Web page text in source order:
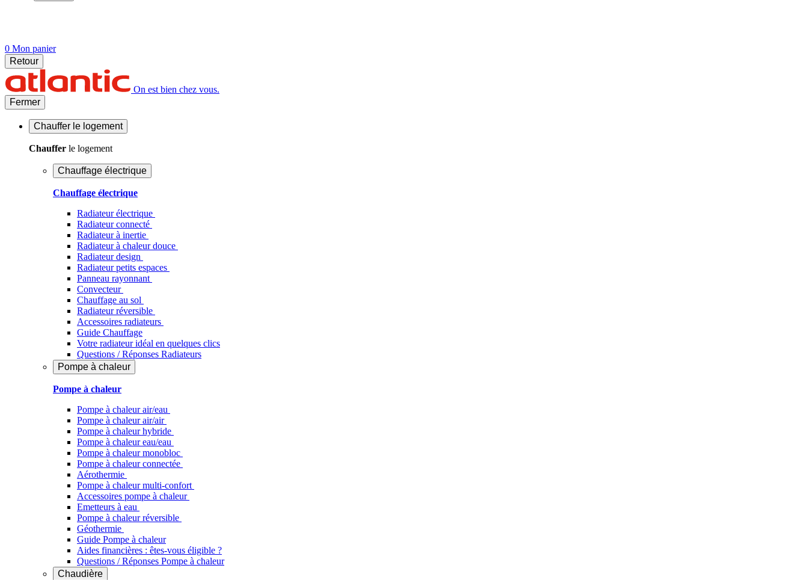
0 Mon panier
Retour
On est bien chez vous.
Fermer
Chauffer le logement
Chauffer le logement
Chauffage électrique
Chauffage électrique
Radiateur électrique
Radiateur connecté
Radiateur à inertie
Radiateur à chaleur douce
Radiateur design
Radiateur petits espaces
Panneau rayonnant
Convecteur
Chauffage au sol
Radiateur réversible
Accessoires radiateurs
Guide Chauffage
Votre radiateur idéal en quelques clics
Questions / Réponses Radiateurs
Pompe à chaleur
Pompe à chaleur
Pompe à chaleur air/eau
Pompe à chaleur air/air
Pompe à chaleur hybride
Pompe à chaleur​ eau/eau
Pompe à chaleur monobloc
Pompe à chaleur connectée
Aérothermie
Pompe à chaleur multi-confort
Accessoires pompe à chaleur
Emetteurs à eau
Pompe à chaleur réversible
Géothermie
Guide Pompe à chaleur
Aides financières : êtes-vous éligible ?
Questions / Réponses Pompe à chaleur
Chaudière